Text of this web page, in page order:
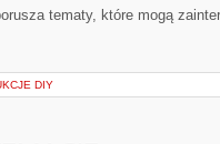
tematy, które mogą
DIY